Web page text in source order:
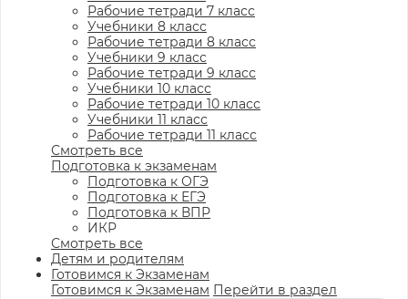
Рабочие тетради 7 класс
Учебники 8 класс
Рабочие тетради 8 класс
Учебники 9 класс
Рабочие тетради 9 класс
Учебники 10 класс
Рабочие тетради 10 класс
Учебники 11 класс
Рабочие тетради 11 класс
Смотреть все
Подготовка к экзаменам
Подготовка к ОГЭ
Подготовка к ЕГЭ
Подготовка к ВПР
ИКР
Смотреть все
Детям и родителям
Готовимся к Экзаменам
Готовимся к Экзаменам Перейти в раздел